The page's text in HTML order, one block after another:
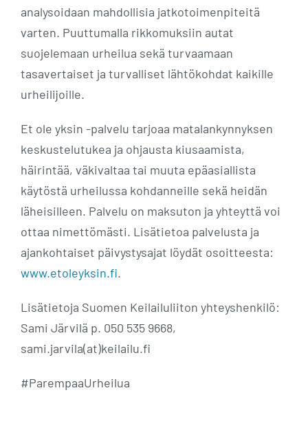
analysoidaan mahdollisia jatkotoimenpiteitä
varten. Puuttumalla rikkomuksiin autat
suojelemaan urheilua sekä turvaamaan
tasavertaiset ja turvalliset lähtökohdat kaikille
urheilijoille.
Et ole yksin -palvelu tarjoaa matalankynnyksen
keskustelutukea ja ohjausta kiusaamista,
häirintää, väkivaltaa tai muuta epäasiallista
käytöstä urheilussa kohdanneille sekä heidän
läheisilleen. Palvelu on maksuton ja yhteyttä voi
ottaa nimettömästi. Lisätietoa palvelusta ja
ajankohtaiset päivystysajat löydät osoitteesta:
www.etoleyksin.fi.
Lisätietoja Suomen Keilailuliiton yhteyshenkilö:
Sami Järvilä p. 050 535 9668,
sami.jarvila(at)keilailu.fi
#ParempaaUrheilua